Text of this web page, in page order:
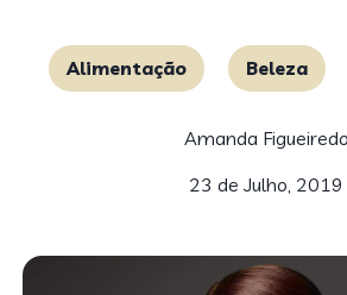
Alimentação Beleza
Amanda Figueiredo
23 de Julho, 2019